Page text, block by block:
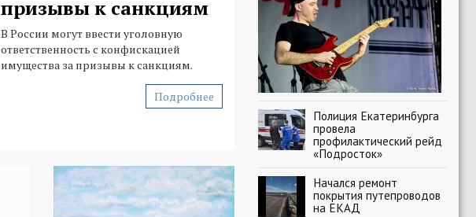
призывы к санкциям
В России могут ввести уголовную
ответственность с конфискацией
имущества за призывы к санкциям.
Подробнее
Полиция Екатеринбурга
провела
профилактический рейд
«Подросток»
Начался ремонт
покрытия путепроводов
на ЕКАД